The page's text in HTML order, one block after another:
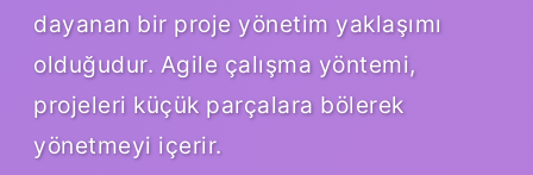
dayanan bir proje yönetim yaklaşımı
olduğudur. Agile çalışma yöntemi,
projeleri küçük parçalara bölerek
yönetmeyi içerir.